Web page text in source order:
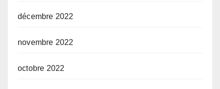
décembre 2022
novembre 2022
octobre 2022